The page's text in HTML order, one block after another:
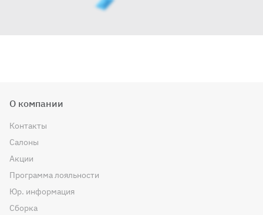
О компании
Контакты
Салоны
Акции
Программа лояльности
Юр. информация
Сборка